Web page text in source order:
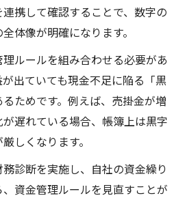
携して確認することで、数字の
体像が明確になります。
ルールを組み合わせる必要があ
出ていても現金不足に陥る「黒
ためです。例えば、売掛金が増
遅れている場合、帳簿上は黒字
しくなります。
診断を実施し、自社の資金繰り
資金管理ルールを見直すことが